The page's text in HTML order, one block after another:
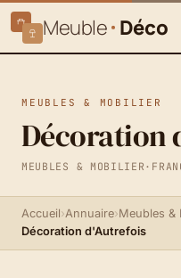
Meuble Déco
MEUBLES & MOBILIER
Décoration
MEUBLES & MOBILIER ·
Accueil›Annuaire›Meubles &
Décoration d'Autrefois